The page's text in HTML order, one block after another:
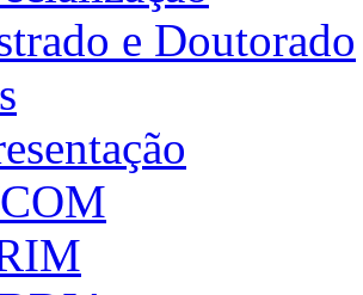
e Doutorado